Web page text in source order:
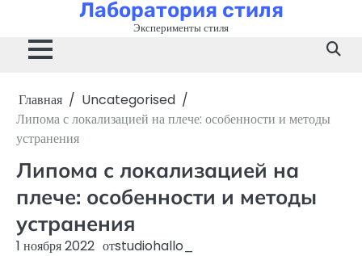
содержимому
Лаборатория стиля
Эксперименты стиля
Главная
Uncategorised
Липома с локализацией на плече: особенности и методы
устранения
Липома с локализацией на
плече: особенности и методы
устранения
1 ноября 2022 отstudiohallo_